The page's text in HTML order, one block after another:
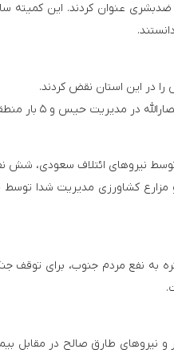
ضدبشری عنوان کردند. این کمیته
و مزارع کشاورزی مدیریت شدا
به نفع مردم جنوب، برای توقف
و نیروهای طارق صالح در مقابل